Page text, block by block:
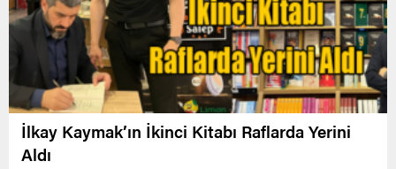
İlkay Kaymak’ın İkinci Kitabı Raflarda Yerini
Aldı